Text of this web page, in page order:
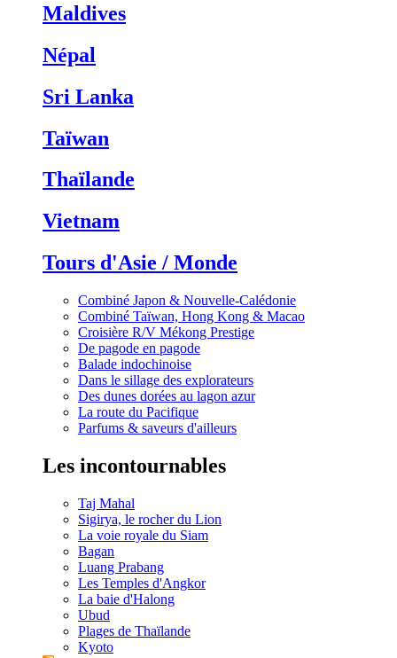
Maldives
Népal
Sri Lanka
Taïwan
Thaïlande
Vietnam
Tours d'Asie / Monde
Combiné Japon & Nouvelle-Calédonie
Combiné Taïwan, Hong Kong & Macao
Croisière R/V Mékong Prestige
De pagode en pagode
Balade indochinoise
Dans le sillage des explorateurs
Des dunes dorées au lagon azur
La route du Pacifique
Parfums & saveurs d'ailleurs
Les incontournables
Taj Mahal
Sigirya, le rocher du Lion
La voie royale du Siam
Bagan
Luang Prabang
Les Temples d'Angkor
La baie d'Halong
Ubud
Plages de Thaïlande
Kyoto